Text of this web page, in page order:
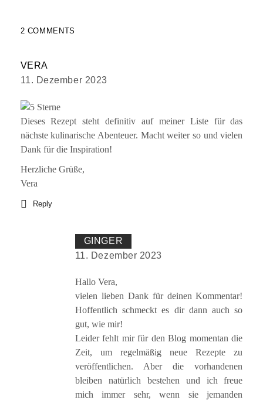
2 COMMENTS
VERA
11. Dezember 2023
Dieses Rezept steht definitiv auf meiner Liste für das
nächste kulinarische Abenteuer. Macht weiter so und vielen
Dank für die Inspiration!
Herzliche Grüße,
Vera
Reply
GINGER
11. Dezember 2023
Hallo Vera,
vielen lieben Dank für deinen Kommentar!
Hoffentlich schmeckt es dir dann auch so
gut, wie mir!
Leider fehlt mir für den Blog momentan die
Zeit, um regelmäßig neue Rezepte zu
veröffentlichen. Aber die vorhandenen
bleiben natürlich bestehen und ich freue
mich immer sehr, wenn sie jemanden